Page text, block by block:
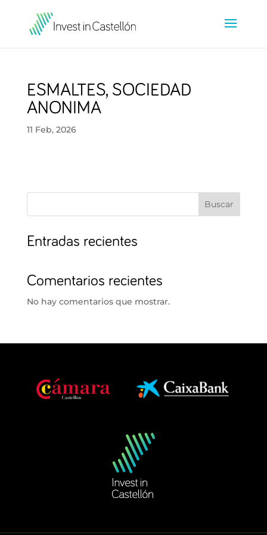
ESMALTES, SOCIEDAD
ANONIMA
11 Feb, 2026
Buscar
Entradas recientes
Comentarios recientes
No hay comentarios que mostrar.